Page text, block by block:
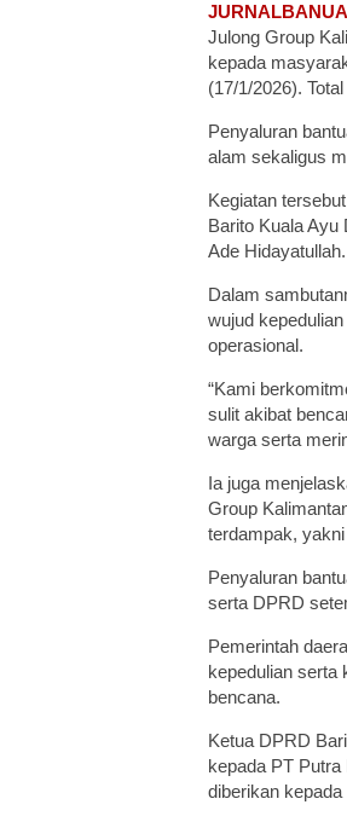
Julong Group
kepada
(17/1/2026).
Penyaluran
alam sekaligus
Kegiatan
Barito Kuala Ayu
Ade Hidayatullah.
Dalam
wujud
operasional.
“Kami
sulit akibat
warga serta
Ia juga
Group
terdampak,
Penyaluran
serta DPRD
Pemerintah
kepedulian serta
bencana.
Ketua DPRD
kepada PT
diberikan